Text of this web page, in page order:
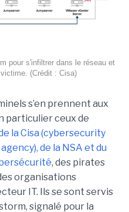
pour s'infiltrer dans le réseau et
(Crédit : Cisa)
s’en prennent aux
particulier ceux de
la Cisa (cybersecurity
de la NSA et du
, des pirates
organisations
IT. Ils se sont servis
signalé pour la